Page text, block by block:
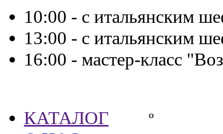
10:00 - с итальянским
13:00 - с итальянским
16:00 - мастер-класс
КАТАЛОГ
º